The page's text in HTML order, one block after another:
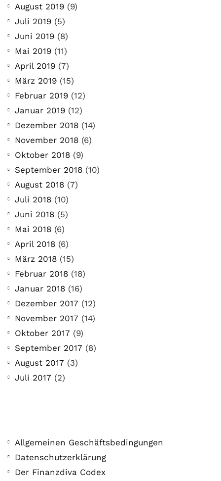
August 2019 (9)
Juli 2019 (5)
Juni 2019 (8)
Mai 2019 (11)
April 2019 (7)
März 2019 (15)
Februar 2019 (12)
Januar 2019 (12)
Dezember 2018 (14)
November 2018 (6)
Oktober 2018 (9)
September 2018 (10)
August 2018 (7)
Juli 2018 (10)
Juni 2018 (5)
Mai 2018 (6)
April 2018 (6)
März 2018 (15)
Februar 2018 (18)
Januar 2018 (16)
Dezember 2017 (12)
November 2017 (14)
Oktober 2017 (9)
September 2017 (8)
August 2017 (3)
Juli 2017 (2)
Allgemeinen Geschäftsbedingungen
Datenschutzerklärung
Der Finanzdiva Codex